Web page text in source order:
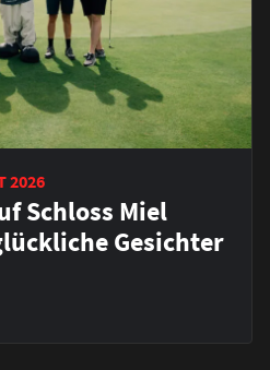
2026
Schloss Miel
Gesichter